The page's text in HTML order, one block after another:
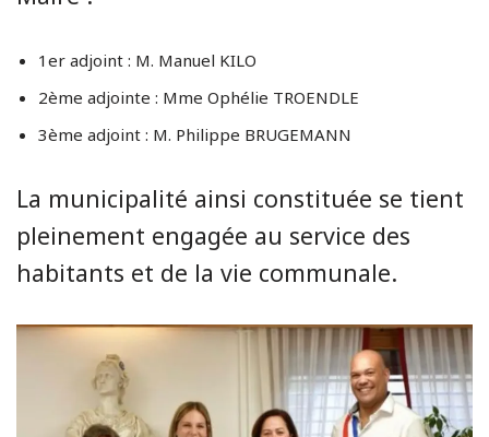
1er adjoint : M. Manuel KILO
2ème adjointe : Mme Ophélie TROENDLE
3ème adjoint : M. Philippe BRUGEMANN
La municipalité ainsi constituée se tient
pleinement engagée au service des
habitants et de la vie communale.